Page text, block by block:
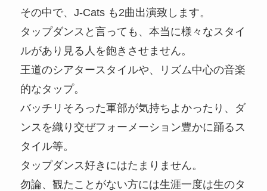
その中で、J-Cats も2曲出演致します。
タップダンスと言っても、本当に様々なスタイ
ルがあり見る人を飽きさせません。
王道のシアタースタイルや、リズム中心の音楽
的なタップ。
バッチリそろった軍部が気持ちよかったり、ダ
ンスを織り交ぜフォーメーション豊かに踊るス
タイル等。
タップダンス好きにはたまりません。
勿論、観たことがない方には生涯一度は生のタ